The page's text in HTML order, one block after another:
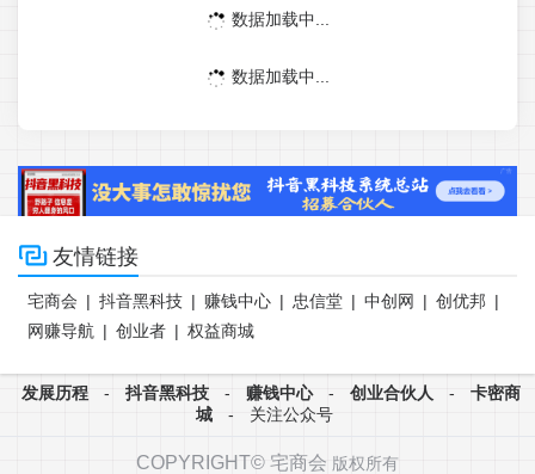
数据加载中...
数据加载中...
 友情链接
宅商会 | 抖音黑科技 | 赚钱中心 | 忠信堂 | 中创网 | 创优邦 |
网赚导航 | 创业者 | 权益商城
发展历程 - 抖音黑科技 - 赚钱中心 - 创业合伙人 -
卡密商
城
- 关注公众号
COPYRIGHT© 宅商会 版权所有